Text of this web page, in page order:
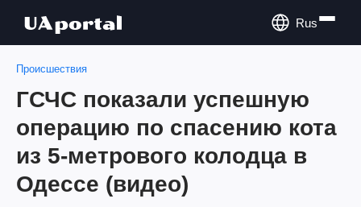
Rus
Происшествия
ГСЧС показали успешную
операцию по спасению кота
из 5-метрового колодца в
Одессе (видео)